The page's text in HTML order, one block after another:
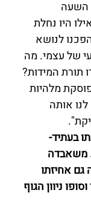
השעה
היו נחלת
לנושא
של עצמי. מה
תורת המידות?
מלהיות
אותה
בעתיד-
משאבדה
גם אחיזתו
ניוון הגוף